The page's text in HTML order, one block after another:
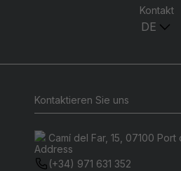
Kontakt
DE
Kontaktieren Sie uns
Camí del Far, 15, 07100
(+34) 971 631 352